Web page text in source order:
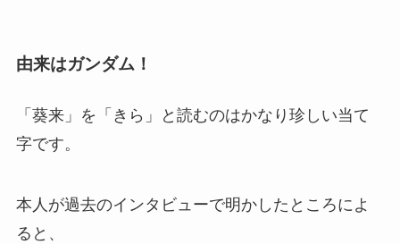
由来はガンダム！
「葵来」を「きら」と読むのはかなり珍しい当て
字です。
本人が過去のインタビューで明かしたところによ
ると、